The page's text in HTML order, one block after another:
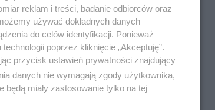
reklam i treści, badanie odbiorców oraz
używać dokładnych danych
do celów identyfikacji. Ponieważ
poprzez kliknięcie „Akceptuję”.
przycisk ustawień prywatności znajdujący
danych nie wymagają zgody użytkownika,
miały zastosowanie tylko na tej